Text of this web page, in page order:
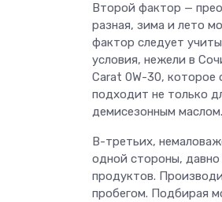
Второй фактор —
разная, зима и лето
фактор следует
условия, нежели в
Carat 0W-30, которое
подходит не только
демисезонным
В-третьих,
одной стороны, давно
продуктов.
пробегом. Подбирая